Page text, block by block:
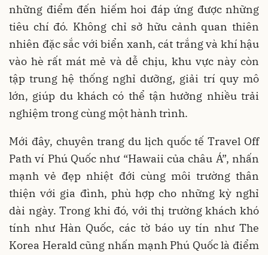
những điểm đến hiếm hoi đáp ứng được những
tiêu chí đó. Không chỉ sở hữu cảnh quan thiên
nhiên đặc sắc với biển xanh, cát trắng và khí hậu
vào hè rất mát mẻ và dễ chịu, khu vực này còn
tập trung hệ thống nghỉ dưỡng, giải trí quy mô
lớn, giúp du khách có thể tận hưởng nhiều trải
nghiệm trong cùng một hành trình.
Mới đây, chuyên trang du lịch quốc tế Travel Off
Path ví Phú Quốc như “Hawaii của châu Á”, nhấn
mạnh vẻ đẹp nhiệt đới cùng môi trường thân
thiện với gia đình, phù hợp cho những kỳ nghỉ
dài ngày. Trong khi đó, với thị trường khách khó
tính như Hàn Quốc, các tờ báo uy tín như The
Korea Herald cũng nhấn mạnh Phú Quốc là điểm